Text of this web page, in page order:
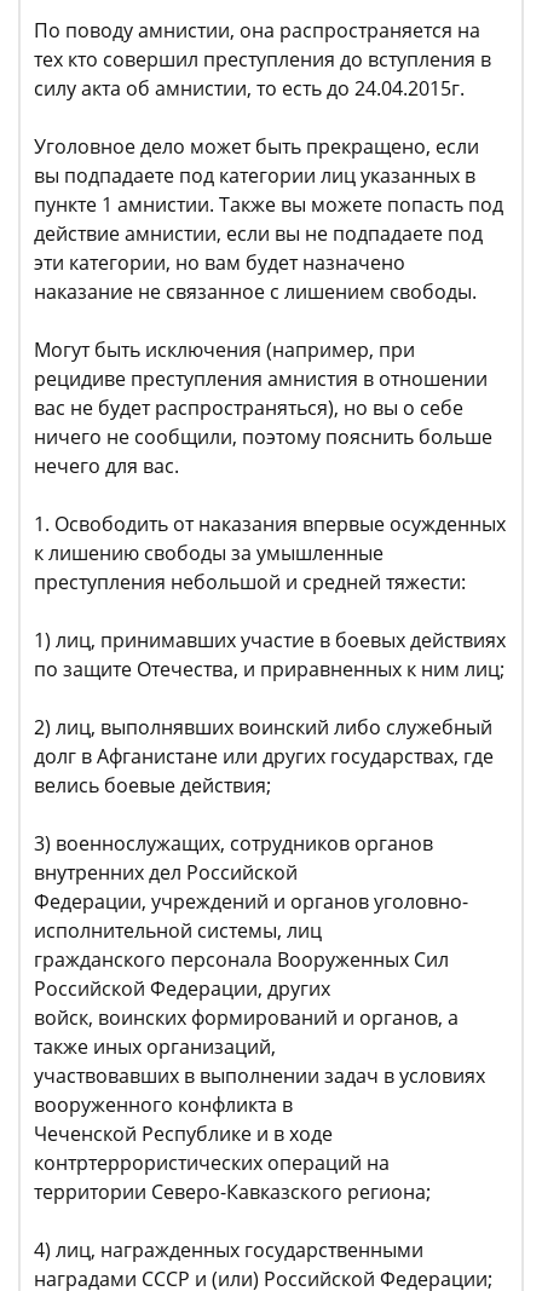
По поводу амнистии, она распространяется на
тех кто совершил преступления до вступления в
силу акта об амнистии, то есть до 24.04.2015г.
Уголовное дело может быть прекращено, если
вы подпадаете под категории лиц указанных в
пункте 1 амнистии. Также вы можете попасть под
действие амнистии, если вы не подпадаете под
эти категории, но вам будет назначено
наказание не связанное с лишением свободы.
Могут быть исключения (например, при
рецидиве преступления амнистия в отношении
вас не будет распространяться), но вы о себе
ничего не сообщили, поэтому пояснить больше
нечего для вас.
1. Освободить от наказания впервые осужденных
к лишению свободы за умышленные
преступления небольшой и средней тяжести:
1) лиц, принимавших участие в боевых действиях
по защите Отечества, и приравненных к ним лиц;
2) лиц, выполнявших воинский либо служебный
долг в Афганистане или других государствах, где
велись боевые действия;
3) военнослужащих, сотрудников органов
внутренних дел Российской
Федерации, учреждений и органов уголовно-
исполнительной системы, лиц
гражданского персонала Вооруженных Сил
Российской Федерации, других
войск, воинских формирований и органов, а
также иных организаций,
участвовавших в выполнении задач в условиях
вооруженного конфликта в
Чеченской Республике и в ходе
контртеррористических операций на
территории Северо-Кавказского региона;
4) лиц, награжденных государственными
наградами СССР и (или) Российской Федерации;